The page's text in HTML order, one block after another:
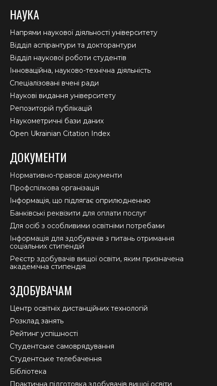
НАУКА
Напрями наукової діяльності університету
Відділ аспірантури та докторантури
Відділ наукової роботи студентів
Інноваційна, науково-технічна діяльність
Спеціалізовані вчені ради
Наукові видання університету
Репозиторій публікацій
Наукометричні бази даних
Open Ukrainian Citation Index
ДОКУМЕНТИ
Нормативно-правові документи
Профспілкова організація
Інформація, що підлягає оприлюдненню
Банківські реквізити для оплати послуг
Для осіб з особливими освітніми потребами
Інформація для здобувачів з питань отримання
соціальних стипендій
Реєстр здобувачів вищої освіти, яким призначена
академічна стипендія
ЗДОБУВАЧАМ
Центр освітніх дистанційних технологій
Розклад занять
Рейтинг успішності
Студентське самоврядування
Студентське телебачення
Бібліотека
Практична підготовка здобувачів вищої освіти